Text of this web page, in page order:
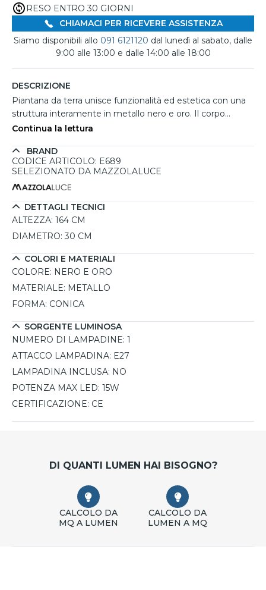
RESO ENTRO 30 GIORNI
CHIAMACI PER RICEVERE ASSISTENZA
Siamo disponibili allo 091 6121120 dal lunedì al sabato, dalle
9:00 alle 13:00 e dalle 14:00 alle 18:00
DESCRIZIONE
Piantana da terra unisce funzionalità ed estetica con una
struttura interamente in metallo nero e oro. Il corpo
orientabile consente di dirigere la luce in base alle
studio o soggiorni dallo spirito urbano. Il design essenziale
e robusto la rende facilmente abbinabile ad ambienti
per chi cerca praticità e atmosfera in un'unica soluzione.
Continua la lettura
BRAND
CODICE ARTICOLO: E689
SELEZIONATO DA MAZZOLALUCE
DETTAGLI TECNICI
ALTEZZA: 164 CM
DIAMETRO: 30 CM
COLORI E MATERIALI
COLORE: NERO E ORO
MATERIALE: METALLO
FORMA: CONICA
SORGENTE LUMINOSA
NUMERO DI LAMPADINE: 1
ATTACCO LAMPADINA: E27
LAMPADINA INCLUSA: NO
POTENZA MAX LED: 15W
CERTIFICAZIONE: CE
DI QUANTI LUMEN HAI BISOGNO?
CALCOLO DA
MQ A LUMEN
CALCOLO DA
LUMEN A MQ